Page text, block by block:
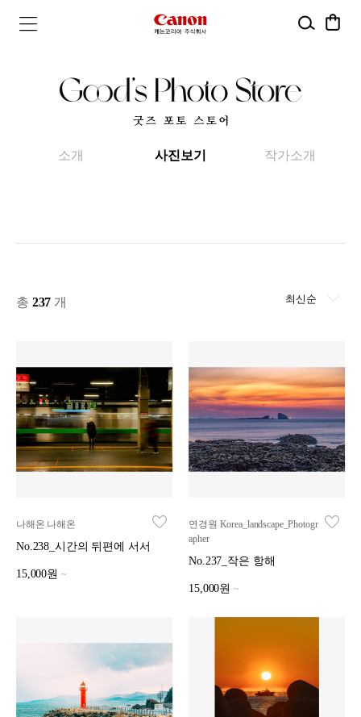
캐
코
아
식
메
검
소개 사진보기 작가소개
총 237 개 최신순
나해온 나해온
No.238_시간의 뒤편에 서서
15,000원 ~
연경원 Korea_landscape_Photogr
apher
No.237_작은 항해
15,000원~